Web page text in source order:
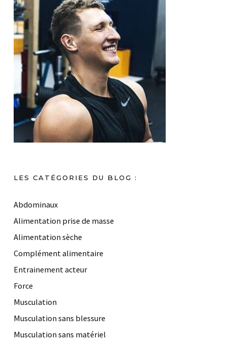
LES CATÉGORIES DU BLOG :
Abdominaux
Alimentation prise de masse
Alimentation sèche
Complément alimentaire
Entrainement acteur
Force
Musculation
Musculation sans blessure
Musculation sans matériel